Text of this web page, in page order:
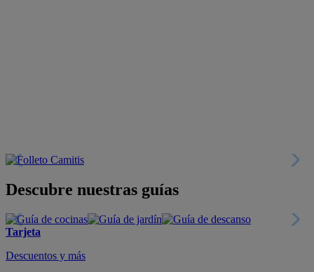
Descubre nuestras guías
Tarjeta
Descuentos y más